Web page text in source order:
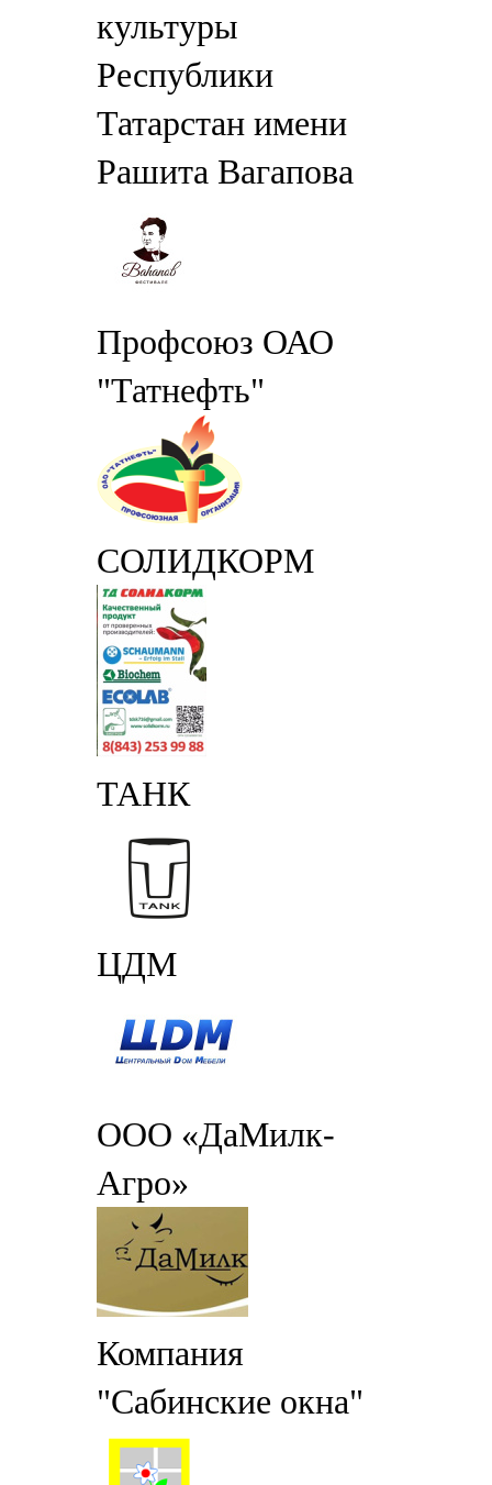
культуры
Республики
Татарстан имени
Рашита Вагапова
Профсоюз ОАО
"Татнефть"
СОЛИДКОРМ
ТАНК
ЦДМ
ООО «ДаМилк-
Агро»
Компания
"Сабинские окна"